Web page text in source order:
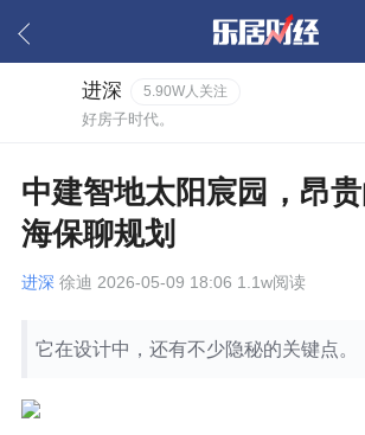
进深 5.90W人关注
好房子时代。
中建智地太阳宸园，昂
海保聊规划
进深 徐迪 2026-05-09 18:06 1.1w阅读
它在设计中，还有不少隐秘的关键点。